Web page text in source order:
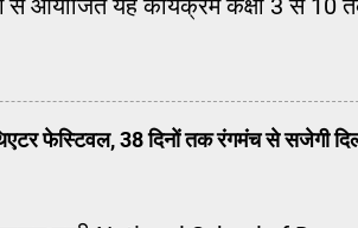
से आयोजित यह कार्यक्रम कक्षा 3 से 10
फेस्टिवल, 38 दिनों तक रंगमंच से सजेगी